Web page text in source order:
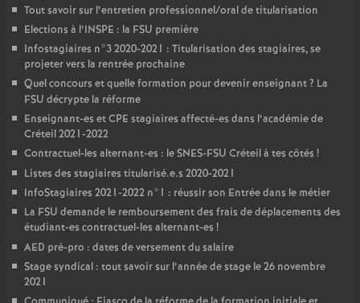
Tout savoir sur l’entretien professionnel/oral de titularisation
Elections à l’INSPE : la FSU première
Infostagiaires n°3 2020-2021 : Titularisation des stagiaires, se
projeter vers la rentrée prochaine
Quel concours et quelle formation pour devenir enseignant? La
FSU décrypte la réforme
Enseignant-es etCPE stagiaires affecté-es dans l’académie de
Créteil 2021-2022
Contractuel-les alternant-es : leSNES-FSU Créteil à tes côtés !
Listes des stagiaires titularisé.e.s 2020-2021
InfoStagiaires 2021-2022 n°1 : réussir son Entrée dans le métier
La FSU demande le remboursement des frais de déplacements des
étudiant-es contractuel-les alternant-es !
AED pré-pro : dates de versement du salaire
Stage syndical : tout savoir sur l’année de stage le 26 novembre
2021